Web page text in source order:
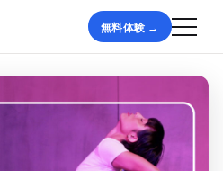
無料体験 →